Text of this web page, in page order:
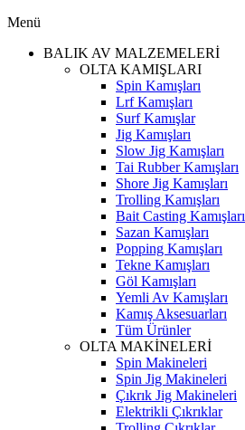
Menü
BALIK AV MALZEMELERİ
OLTA KAMIŞLARI
Spin Kamışları
Lrf Kamışları
Surf Kamışlar
Jig Kamışları
Slow Jig Kamışları
Tai Rubber Kamışları
Shore Jig Kamışları
Trolling Kamışları
Bait Casting Kamışları
Sazan Kamışları
Popping Kamışları
Tekne Kamışları
Göl Kamışları
Yemli Av Kamışları
Kamış Aksesuarları
Tüm Ürünler
OLTA MAKİNELERİ
Spin Makineleri
Spin Jig Makineleri
Çıkrık Jig Makineleri
Elektrikli Çıkrıklar